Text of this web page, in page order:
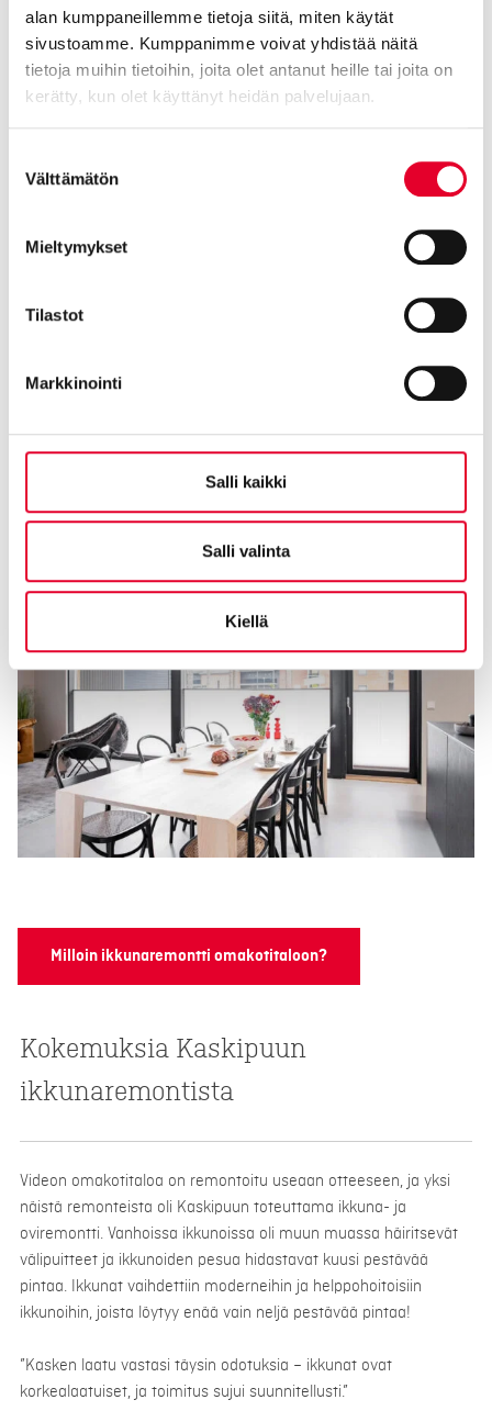
alan kumppaneillemme tietoja siitä, miten käytät
sivustoamme. Kumppanimme voivat yhdistää näitä
tietoja muihin tietoihin, joita olet antanut heille tai joita on
kerätty, kun olet käyttänyt heidän palvelujaan.
valinta
Välttämätön
Mieltymykset
Tilastot
Markkinointi
Salli kaikki
Salli valinta
Kiellä
Kannattaako ikkunat valita virosta vai Suomesta?
Ikkunan asennus itse vai ammattilaisen hoitamana?
Milloin ikkunaremontti omakotitaloon?
Kokemuksia Kaskipuun
ikkunaremontista
Videon omakotitaloa on remontoitu useaan otteeseen, ja yksi
näistä remonteista oli Kaskipuun toteuttama ikkuna- ja
oviremontti. Vanhoissa ikkunoissa oli muun muassa häiritsevät
välipuitteet ja ikkunoiden pesua hidastavat kuusi pestävää
pintaa. Ikkunat vaihdettiin moderneihin ja helppohoitoisiin
ikkunoihin, joista löytyy enää vain neljä pestävää pintaa!
”Kasken laatu vastasi täysin odotuksia – ikkunat ovat
korkealaatuiset, ja toimitus sujui suunnitellusti.”